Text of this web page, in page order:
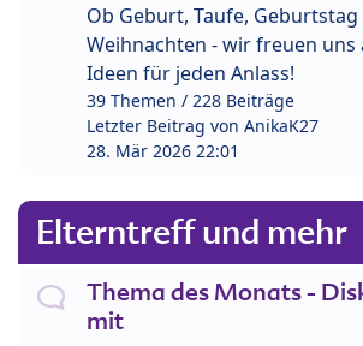
Ob Geburt, Taufe,
Weihnachten - wir freuen uns
Ideen für jeden Anlass!
39 Themen / 228 Beiträge
Letzter Beitrag von AnikaK27
28. Mär 2026 22:01
Elterntreff und mehr
Thema des Monats -
mit